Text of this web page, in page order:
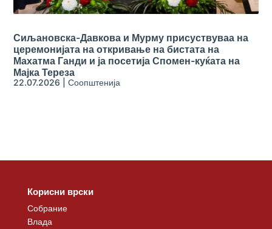
Сиљановска-Давкова и Мурму присуствуваа на
церемонијата на откривање на бистата на
Махатма Ганди и ја посетија Спомен-куќата на
Мајка Тереза
22.07.2026 |Соопштенија
Корисни врски
Собрание
Влада